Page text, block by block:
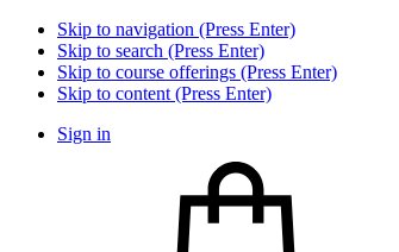
Skip to navigation (Press Enter)
Skip to search (Press Enter)
Skip to course offerings (Press Enter)
Skip to content (Press Enter)
Sign in